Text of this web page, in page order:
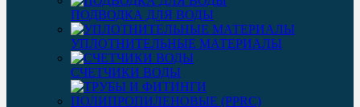
ПОДВОДКА ДЛЯ ВОДЫ
УПЛОТНИТЕЛЬНЫЕ МАТЕРИАЛЫ
СЧЕТЧИКИ ВОДЫ